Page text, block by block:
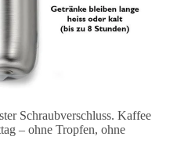
Schraubverschluss. Kaffee
– ohne Tropfen, ohne